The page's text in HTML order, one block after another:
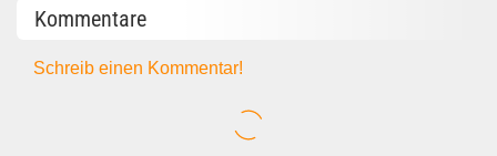
Kommentare
Schreib einen Kommentar!